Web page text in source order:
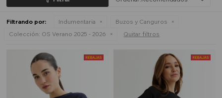
Filtrando por: Indumentaria
Buzos y Canguros
Colección: OS Verano 2025 - 2026 Quitar filtros